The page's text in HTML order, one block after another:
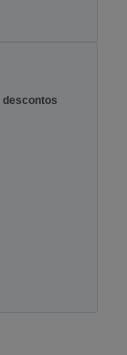
descontos